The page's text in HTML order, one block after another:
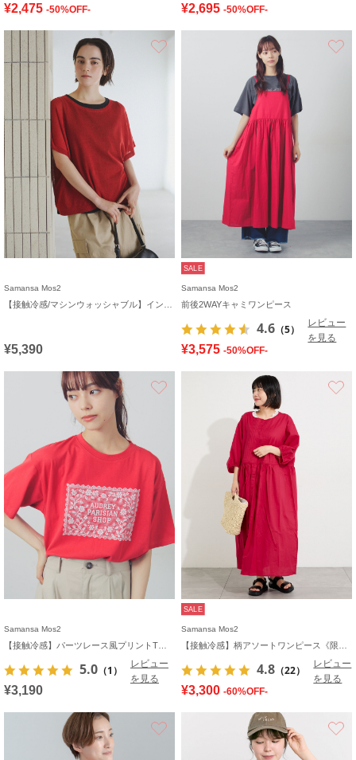
¥2,475 -50%OFF- ¥2,695 -50%OFF-
Samansa Mos2
¥5,390
SALE
Samansa Mos2
前後2WAYキャミワンピース
4.6 （5）
レビュー
を見る
¥3,575 -50%OFF-
Samansa Mos2
5.0 （1）
レビュー
を見る
¥3,190
SALE
Samansa Mos2
4.8 （22）
レビュー
を見る
¥3,300 -60%OFF-